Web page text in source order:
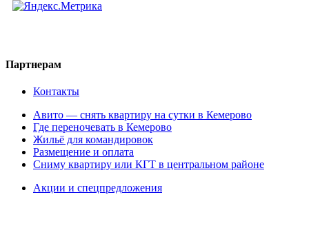
Партнерам
Контакты
Авито — снять квартиру на сутки в Кемерово
Где переночевать в Кемерово
Жильё для командировок
Размещение и оплата
Сниму квартиру или КГТ в центральном районе
Акции и спецпредложения